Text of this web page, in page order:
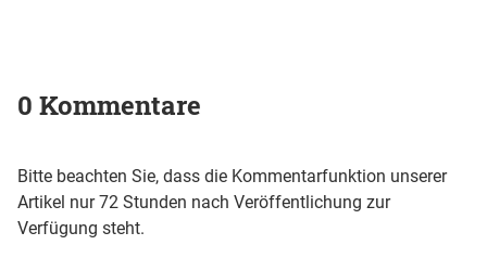
0 Kommentare
Bitte beachten Sie, dass die Kommentarfunktion unserer
Artikel nur 72 Stunden nach Veröffentlichung zur
Verfügung steht.